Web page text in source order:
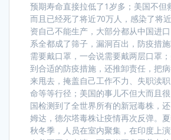
预期寿命直接拉低了1岁多；美国不但
而且已经死了将近70万人，感染了将
资自己不能生产，大部分都从中国进
系全都成了筛子，漏洞百出，防疫措
需要戴口罩，一会说需要戴两层口罩
到合适的防疫措施，还推卸责任，把
来甩去，掩盖自己工作不力、失职渎
命等等行径；美国的事儿不但大而且
国检测到了全世界所有的新冠毒株，
姆达，德尔塔毒株让疫情再次反弹。
秋冬季，人员在室内聚集，在印度上